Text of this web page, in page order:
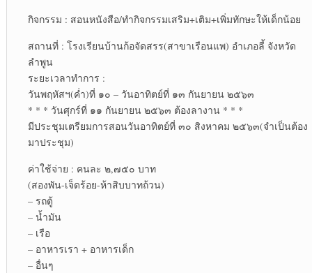
กิจกรรม : สอนหนังสือ/ทำกิจกรรมเสริม+เติม+เพิ่มทักษะให้เด็กน้อย
สถานที่ : โรงเรียนบ้านก้อจัดสรร(สาขาเรือนแพ) อำเภอลี้ จังหวัด
ลำพูน
ระยะเวลาทำการ :
วันพฤหัสฯ(ค่ำ)ที่ ๑๐ – วันอาทิตย์ที่ ๑๓ กันยายน ๒๕๖๓
* * * วันศุกร์ที่ ๑๑ กันยายน ๒๕๖๓ ต้องลางาน * * *
มีประชุมเตรียมการสอนวันอาทิตย์ที่ ๓๐ สิงหาคม ๒๕๖๓(จำเป็นต้อง
มาประชุม)
ค่าใช้จ่าย : คนละ ๒,๗๕๐ บาท
(สองพัน-เจ็ดร้อย-ห้าสิบบาทถ้วน)
– รถตู้
– น้ำมัน
– เรือ
– อาหารเรา + อาหารเด็ก
– อื่นๆ